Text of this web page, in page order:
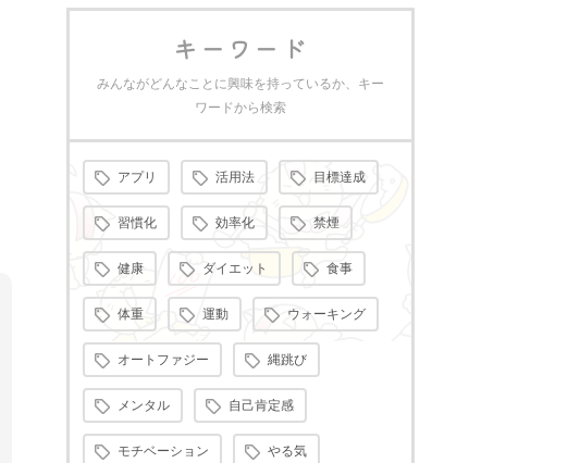
キーワード
みんながどんなことに興味を持っているか、キー
ワードから検索
アプリ 活用法 目標達成
習慣化 効率化 禁煙
健康 ダイエット 食事
体重 運動 ウォーキング
オートファジー 縄跳び
メンタル 自己肯定感
モチベーション やる気